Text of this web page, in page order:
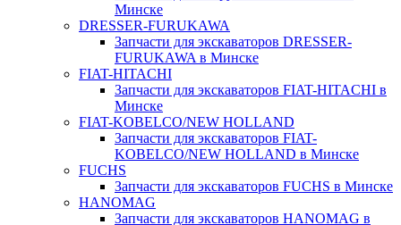
Минске
DRESSER-FURUKAWA
Запчасти для экскаваторов DRESSER-
FURUKAWA в Минске
FIAT-HITACHI
Запчасти для экскаваторов FIAT-HITACHI в
Минске
FIAT-KOBELCO/NEW HOLLAND
Запчасти для экскаваторов FIAT-
KOBELCO/NEW HOLLAND в Минске
FUCHS
Запчасти для экскаваторов FUCHS в Минске
HANOMAG
Запчасти для экскаваторов HANOMAG в